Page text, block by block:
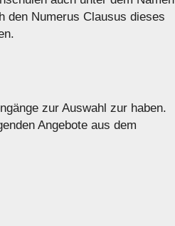
den Numerus Clausus dieses
zur Auswahl zur haben.
Angebote aus dem